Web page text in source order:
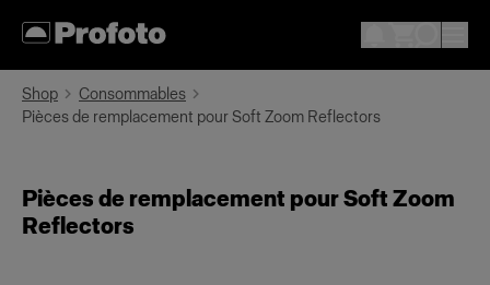
Shop
Consommables
Pièces de remplacement pour Soft Zoom Reflectors
Pièces de remplacement pour Soft Zoom
Reflectors